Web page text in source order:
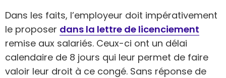
Dans les faits, l’employeur doit impérativement
le proposer dans la lettre de licenciement
remise aux salariés. Ceux-ci ont un délai
calendaire de 8 jours qui leur permet de faire
valoir leur droit à ce congé. Sans réponse de